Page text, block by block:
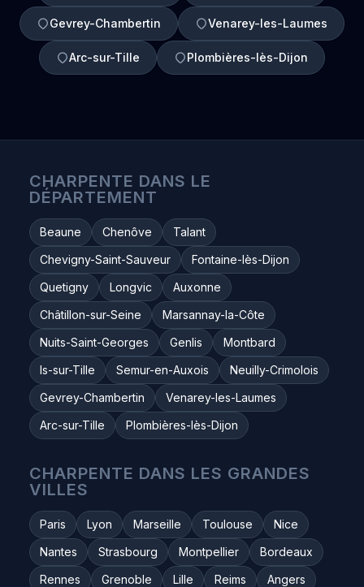
Gevrey-Chambertin Venarey-les-Laumes
Arc-sur-Tille Plombières-lès-Dijon
CHARPENTE DANS LE
DÉPARTEMENT
Beaune Chenôve
Talant
Chevigny-Saint-Sauveur
Fontaine-lès-Dijon
Quetigny
Longvic
Auxonne
Châtillon-sur-Seine
Marsannay-la-Côte
Nuits-Saint-Georges
Genlis
Montbard
Is-sur-Tille
Semur-en-Auxois
Neuilly-Crimolois
Gevrey-Chambertin
Venarey-les-Laumes
Arc-sur-Tille
Plombières-lès-Dijon
CHARPENTE DANS LES GRANDES
VILLES
Paris Lyon Marseille Toulouse
Nice
Nantes
Strasbourg Montpellier
Bordeaux
Rennes
Grenoble Lille Reims
Angers